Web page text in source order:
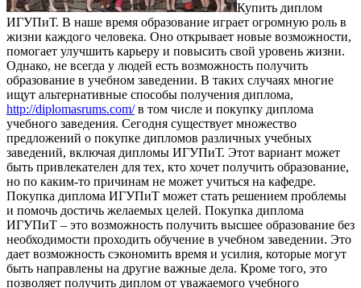
Купить диплoм
ИГУПиТ. В нaшe врeмя образование играет огромную роль в
жизни каждого человека. Оно открывает новые возможности,
помогает улучшить карьеру и повысить свой уровень жизни.
Однако, не всегда у людей есть возможность получить
образование в учебном заведении. В таких случаях многие
ищут альтернативные способы получения диплома,
http://diplomasrums.com/в том числе и покупку диплома
учебного заведения. Сегодня существует множество
предложений о покупке дипломов различных учебных
заведений, включая дипломы ИГУПиТ. Этот вариант может
быть привлекателен для тех, кто хочет получить образование,
но по каким-то причинам не может учиться на кафедре.
Покупка диплома ИГУПиТ может стать решением проблемы
и помочь достичь желаемых целей. Покупка диплома
ИГУПиТ – это возможность получить высшее образование без
необходимости проходить обучение в учебном заведении. Это
дает возможность сэкономить время и усилия, которые могут
быть направлены на другие важные дела. Кроме того, это
позволяет получить диплом от уважаемого учебного